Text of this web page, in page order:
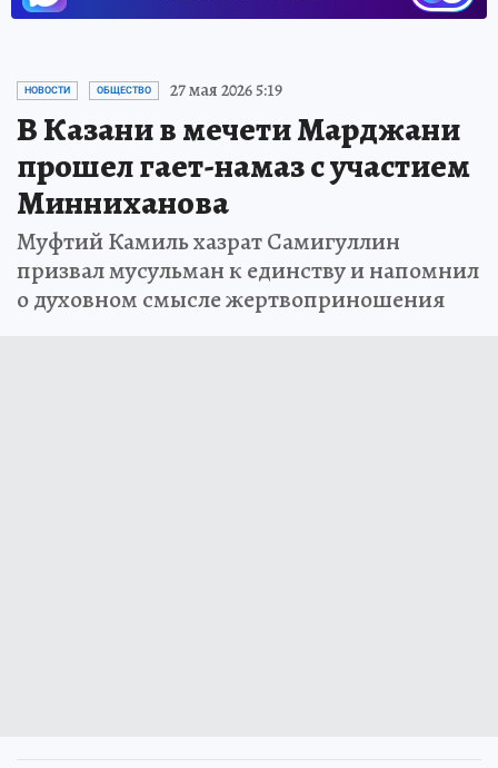
НОВОСТИ ОБЩЕСТВО 27 мая 2026 5:19
В Казани в мечети Марджани
прошел гает-намаз с участием
Минниханова
Муфтий Камиль хазрат Самигуллин
призвал мусульман к единству и напомнил
о духовном смысле жертвоприношения